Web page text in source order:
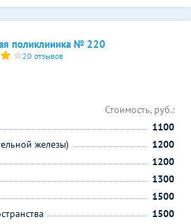
поликлиника № 220
20 отзывов
Стоимость, руб.:
1100
железы)
1200
1200
1300
1500
1500